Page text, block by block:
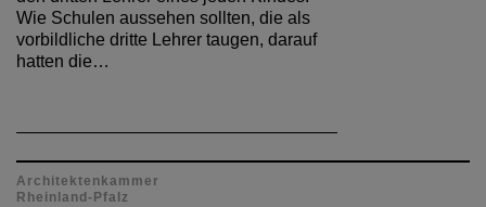
Wie Schulen aussehen sollten, die als
vorbildliche dritte Lehrer taugen, darauf
hatten die…
Architektenkammer
Rheinland-Pfalz